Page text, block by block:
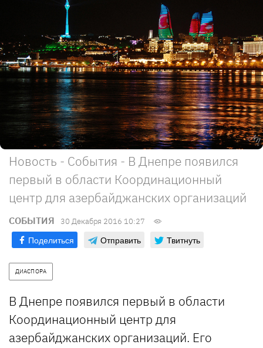
Новость - События - В Днепре появился
первый в области Координационный
центр для азербайджанских организаций
СОБЫТИЯ 30 Декабря 2016 10:27
Поделиться Отправить Твитнуть
ДИАСПОРА
В Днепре появился первый в области
Координационный центр для
азербайджанских организаций. Его